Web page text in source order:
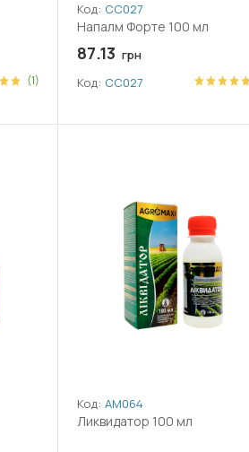
(1)
Код: СС027
Напалм Форте 100 мл
87.13 грн
Код: СС027
Код: АМ064
Ликвидатор 100 мл